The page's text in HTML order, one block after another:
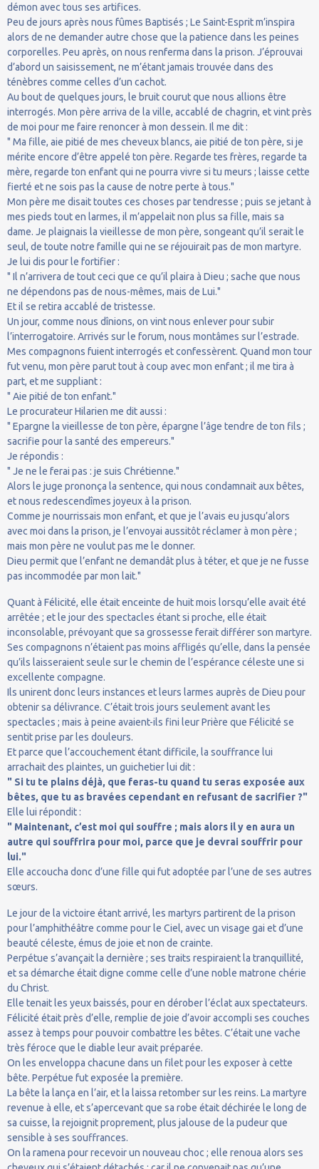
démon avec tous ses artifices.
Peu de jours après nous fûmes Baptisés ; Le Saint-Esprit m’inspira
alors de ne demander autre chose que la patience dans les peines
corporelles. Peu après, on nous renferma dans la prison. J’éprouvai
d’abord un saisissement, ne m’étant jamais trouvée dans des
ténèbres comme celles d’un cachot.
Au bout de quelques jours, le bruit courut que nous allions être
interrogés. Mon père arriva de la ville, accablé de chagrin, et vint près
de moi pour me faire renoncer à mon dessein. Il me dit :
" Ma fille, aie pitié de mes cheveux blancs, aie pitié de ton père, si je
mérite encore d’être appelé ton père. Regarde tes frères, regarde ta
mère, regarde ton enfant qui ne pourra vivre si tu meurs ; laisse cette
fierté et ne sois pas la cause de notre perte à tous."
Mon père me disait toutes ces choses par tendresse ; puis se jetant à
mes pieds tout en larmes, il m’appelait non plus sa fille, mais sa
dame. Je plaignais la vieillesse de mon père, songeant qu’il serait le
seul, de toute notre famille qui ne se réjouirait pas de mon martyre.
Je lui dis pour le fortifier :
" Il n’arrivera de tout ceci que ce qu’il plaira à Dieu ; sache que nous
ne dépendons pas de nous-mêmes, mais de Lui."
Et il se retira accablé de tristesse.
Un jour, comme nous dînions, on vint nous enlever pour subir
l’interrogatoire. Arrivés sur le forum, nous montâmes sur l’estrade.
Mes compagnons fuient interrogés et confessèrent. Quand mon tour
fut venu, mon père parut tout à coup avec mon enfant ; il me tira à
part, et me suppliant :
" Aie pitié de ton enfant."
Le procurateur Hilarien me dit aussi :
" Epargne la vieillesse de ton père, épargne l’âge tendre de ton fils ;
sacrifie pour la santé des empereurs."
Je répondis :
" Je ne le ferai pas : je suis Chrétienne."
Alors le juge prononça la sentence, qui nous condamnait aux bêtes,
et nous redescendîmes joyeux à la prison.
Comme je nourrissais mon enfant, et que je l’avais eu jusqu’alors
avec moi dans la prison, je l’envoyai aussitôt réclamer à mon père ;
mais mon père ne voulut pas me le donner.
Dieu permit que l’enfant ne demandât plus à téter, et que je ne fusse
pas incommodée par mon lait."
Quant à Félicité, elle était enceinte de huit mois lorsqu’elle avait été
arrêtée ; et le jour des spectacles étant si proche, elle était
inconsolable, prévoyant que sa grossesse ferait différer son martyre.
Ses compagnons n’étaient pas moins affligés qu’elle, dans la pensée
qu’ils laisseraient seule sur le chemin de l’espérance céleste une si
excellente compagne.
Ils unirent donc leurs instances et leurs larmes auprès de Dieu pour
obtenir sa délivrance. C’était trois jours seulement avant les
spectacles ; mais à peine avaient-ils fini leur Prière que Félicité se
sentit prise par les douleurs.
Et parce que l’accouchement étant difficile, la souffrance lui
arrachait des plaintes, un guichetier lui dit :
" Si tu te plains déjà, que feras-tu quand tu seras exposée aux
bêtes, que tu as bravées cependant en refusant de sacrifier ?"
Elle lui répondit :
" Maintenant, c’est moi qui souffre ; mais alors il y en aura un
autre qui souffrira pour moi, parce que je devrai souffrir pour
lui."
Elle accoucha donc d’une fille qui fut adoptée par l’une de ses autres
sœurs.
Le jour de la victoire étant arrivé, les martyrs partirent de la prison
pour l’amphithéâtre comme pour le Ciel, avec un visage gai et d’une
beauté céleste, émus de joie et non de crainte.
Perpétue s’avançait la dernière ; ses traits respiraient la tranquillité,
et sa démarche était digne comme celle d’une noble matrone chérie
du Christ.
Elle tenait les yeux baissés, pour en dérober l’éclat aux spectateurs.
Félicité était près d’elle, remplie de joie d’avoir accompli ses couches
assez à temps pour pouvoir combattre les bêtes. C’était une vache
très féroce que le diable leur avait préparée.
On les enveloppa chacune dans un filet pour les exposer à cette
bête. Perpétue fut exposée la première.
La bête la lança en l’air, et la laissa retomber sur les reins. La martyre
revenue à elle, et s’apercevant que sa robe était déchirée le long de
sa cuisse, la rejoignit proprement, plus jalouse de la pudeur que
sensible à ses souffrances.
On la ramena pour recevoir un nouveau choc ; elle renoua alors ses